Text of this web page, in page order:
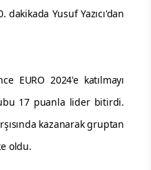
Yusuf Yazıcı'dan
EURO 2024'e katılmayı
17 puanla lider bitirdi.
kazanarak gruptan
oldu.